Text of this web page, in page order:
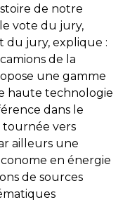
de notre
vote du jury,
du jury, explique :
de la
une gamme
haute technologie
dans le
tournée vers
ailleurs une
en énergie
de sources